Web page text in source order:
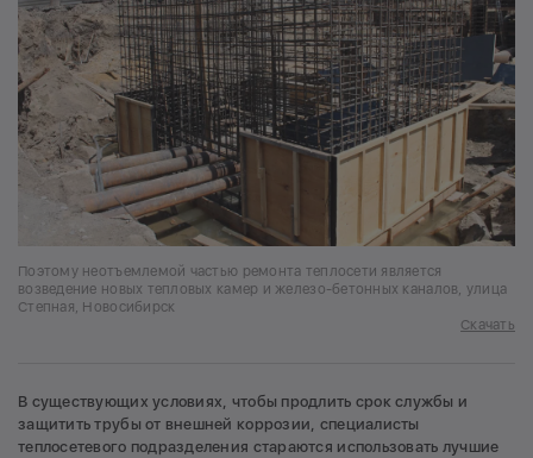
Поэтому неотъемлемой частью ремонта теплосети является
возведение новых тепловых камер и железо-бетонных каналов, улица
Степная, Новосибирск
Скачать
В существующих условиях, чтобы продлить срок службы и
защитить трубы от внешней коррозии, специалисты
теплосетевого подразделения стараются использовать лучшие